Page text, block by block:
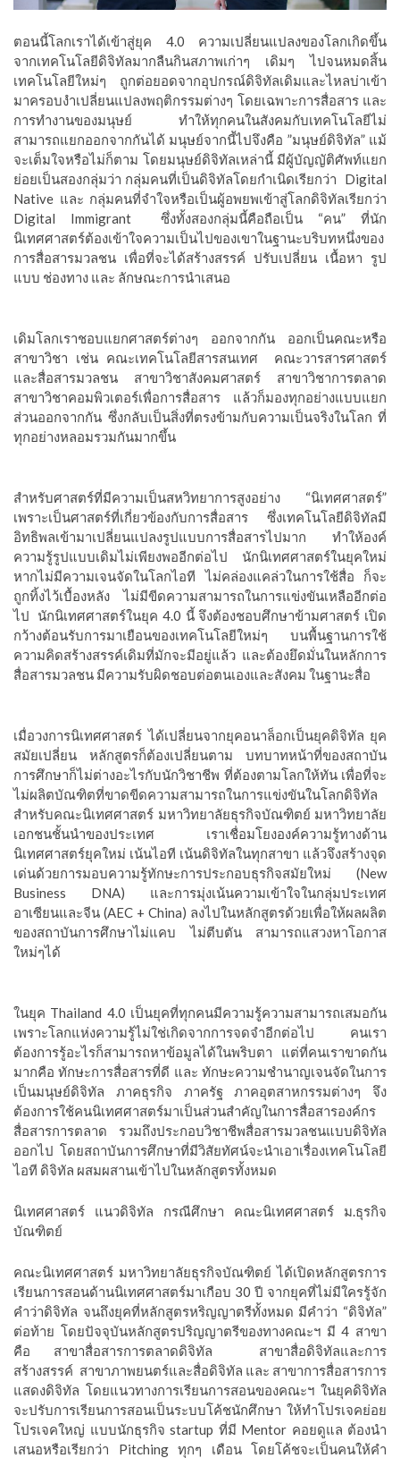
ตอนนี้โลกเราได้เข้าสู่ยุค 4.0 ความเปลี่ยนแปลงของโลกเกิดขึ้น
จากเทคโนโลยีดิจิทัลมากลืนกินสภาพเก่าๆ เดิมๆ ไปจนหมดสิ้น
เทคโนโลยีใหม่ๆ ถูกต่อยอดจากอุปกรณ์ดิจิทัลเดิมและไหลบ่าเข้า
มาครอบงำเปลี่ยนแปลงพฤติกรรมต่างๆ โดยเฉพาะการสื่อสาร และ
การทำงานของมนุษย์ ทำให้ทุกคนในสังคมกับเทคโนโลยีไม่
สามารถแยกออกจากกันได้ มนุษย์จากนี้ไปจึงคือ ”มนุษย์ดิจิทัล” แม้
จะเต็มใจหรือไม่ก็ตาม โดยมนุษย์ดิจิทัลเหล่านี้ มีผู้บัญญัติศัพท์แยก
ย่อยเป็นสองกลุ่มว่า กลุ่มคนที่เป็นดิจิทัลโดยกำเนิดเรียกว่า
Digital
Native และ กลุ่มคนที่จำใจหรือเป็นผู้อพยพเข้าสู่โลกดิจิทัลเรียกว่า
Digital Immigrant
ซึ่งทั้งสองกลุ่มนี้คือถือเป็น “คน” ที่นัก
นิเทศศาสตร์ต้องเข้าใจความเป็นไปของเขาในฐานะบริบทหนึ่งของ
การสื่อสารมวลชน เพื่อที่จะได้สร้างสรรค์ ปรับเปลี่ยน เนื้อหา รูป
แบบ ช่องทาง และ ลักษณะการนำเสนอ
เดิมโลกเราชอบแยกศาสตร์ต่างๆ ออกจากกัน ออกเป็นคณะหรือ
สาขาวิชา เช่น คณะเทคโนโลยีสารสนเทศ
คณะวารสารศาสตร์
และสื่อสารมวลชน สาขาวิชาสังคมศาสตร์ สาขาวิชาการตลาด
สาขาวิชาคอมพิวเตอร์เพื่อการสื่อสาร
แล้วก็มองทุกอย่างแบบแยก
ส่วนออกจากกัน ซึ่งกลับเป็นสิ่งที่ตรงข้ามกับความเป็นจริงในโลก ที่
ทุกอย่างหลอมรวมกันมากขึ้น
สำหรับศาสตร์ที่มีความเป็นสหวิทยาการสูงอย่าง “นิเทศศาสตร์”
เพราะเป็นศาสตร์ที่เกี่ยวข้องกับการสื่อสาร ซึ่งเทคโนโลยีดิจิทัลมี
อิทธิพลเข้ามาเปลี่ยนแปลงรูปแบบการสื่อสารไปมาก ทำให้องค์
ความรู้รูปแบบเดิมไม่เพียงพออีกต่อไป นักนิเทศศาสตร์ในยุคใหม่
หากไม่มีความเจนจัดในโลกไอที ไม่คล่องแคล่วในการใช้สื่อ ก็จะ
ถูกทิ้งไว้เบื้องหลัง ไม่มีขีดความสามารถในการแข่งขันเหลืออีกต่อ
ไป
นักนิเทศศาสตร์ในยุค 4.0 นี้ จึงต้องชอบศึกษาข้ามศาสตร์ เปิด
กว้างต้อนรับการมาเยือนของเทคโนโลยีใหม่ๆ บนพื้นฐานการใช้
ความคิดสร้างสรรค์เดิมที่มักจะมีอยู่แล้ว และต้องยึดมั่นในหลักการ
สื่อสารมวลชน มีความรับผิดชอบต่อตนเองและสังคม ในฐานะสื่อ
เมื่อวงการนิเทศศาสตร์ ได้เปลี่ยนจากยุคอนาล็อกเป็นยุคดิจิทัล ยุค
สมัยเปลี่ยน หลักสูตรก็ต้องเปลี่ยนตาม บทบาทหน้าที่ของสถาบัน
การศึกษาก็ไม่ต่างอะไรกับนักวิชาชีพ ที่ต้องตามโลกให้ทัน เพื่อที่จะ
ไม่ผลิตบัณฑิตที่ขาดขีดความสามารถในการแข่งขันในโลกดิจิทัล
สำหรับคณะนิเทศศาสตร์ มหาวิทยาลัยธุรกิจบัณฑิตย์ มหาวิทยาลัย
เอกชนชั้นนำของประเทศ เราเชื่อมโยงองค์ความรู้ทางด้าน
นิเทศศาสตร์ยุคใหม่ เน้นไอที เน้นดิจิทัลในทุกสาขา แล้วจึงสร้างจุด
เด่นด้วยการมอบความรู้ทักษะการประกอบธุรกิจสมัยใหม่ (New
Business DNA) และการมุ่งเน้นความเข้าใจในกลุ่มประเทศ
อาเซียนและจีน (AEC + China) ลงไปในหลักสูตรด้วยเพื่อให้ผลผลิต
ของสถาบันการศึกษาไม่แคบ ไม่ตีบตัน สามารถแสวงหาโอกาส
ใหม่ๆได้
ในยุค Thailand 4.0 เป็นยุคที่ทุกคนมีความรู้ความสามารถเสมอกัน
เพราะโลกแห่งความรู้ไม่ใช่เกิดจากการจดจำอีกต่อไป คนเรา
ต้องการรู้อะไรก็สามารถหาข้อมูลได้ในพริบตา แต่ที่คนเราขาดกัน
มากคือ ทักษะการสื่อสารที่ดี และ ทักษะความชำนาญเจนจัดในการ
เป็นมนุษย์ดิจิทัล ภาคธุรกิจ ภาครัฐ ภาคอุตสาหกรรมต่างๆ จึง
ต้องการใช้คนนิเทศศาสตร์มาเป็นส่วนสำคัญในการสื่อสารองค์กร
สื่อสารการตลาด รวมถึงประกอบวิชาชีพสื่อสารมวลชนแบบดิจิทัล
ออกไป โดยสถาบันการศึกษาที่มีวิสัยทัศน์จะนำเอาเรื่องเทคโนโลยี
ไอที ดิจิทัล ผสมผสานเข้าไปในหลักสูตรทั้งหมด
นิเทศศาสตร์ แนวดิจิทัล กรณีศึกษา คณะนิเทศศาสตร์ ม.ธุรกิจ
บัณฑิตย์
คณะนิเทศศาสตร์ มหาวิทยาลัยธุรกิจบัณฑิตย์ ได้เปิดหลักสูตรการ
เรียนการสอนด้านนิเทศศาสตร์มาเกือบ 30 ปี จากยุคที่ไม่มีใครรู้จัก
คำว่าดิจิทัล จนถึงยุคที่หลักสูตรหริญญาตรีทั้งหมด มีคำว่า “ดิจิทัล”
ต่อท้าย โดยปัจจุบันหลักสูตรปริญญาตรีของทางคณะฯ มี 4 สาขา
คือ สาขาสื่อสารการตลาดดิจิทัล
สาขาสื่อดิจิทัลและการ
สร้างสรรค์ สาขาภาพยนตร์และสื่อดิจิทัล และ สาขาการสื่อสารการ
แสดงดิจิทัล โดยแนวทางการเรียนการสอนของคณะฯ ในยุคดิจิทัล
จะปรับการเรียนการสอนเป็นระบบโค้ชนักศึกษา ให้ทำโปรเจคย่อย
โปรเจคใหญ่ แบบนักธุรกิจ startup ที่มี Mentor คอยดูแล ต้องนำ
เสนอหรือเรียกว่า Pitching ทุกๆ เดือน โดยโค้ชจะเป็นคนให้คำ